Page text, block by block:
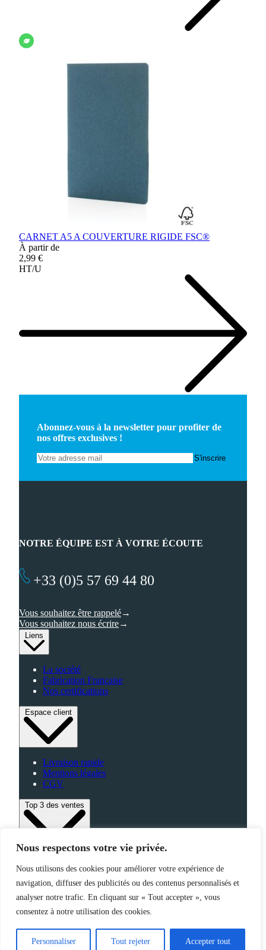
Nous respectons votre vie privée.
Nous utilisons des cookies pour améliorer votre expérience de
navigation, diffuser des publicités ou des contenus personnalisés et
analyser notre trafic. En cliquant sur « Tout accepter », vous
consentez à notre utilisation des cookies.
Personnaliser Tout rejeter Accepter tout
CARNET A5 A COUVERTURE RIGIDE FSC®
À partir de
2,99 €
HT/U
Abonnez-vous à la newsletter pour profiter de
nos offres exclusives !
Liens
La société
Fabrication Française
Nos certifications
Espace client
Livraison rapide
Mentions légales
CGV
Top 3 des ventes
High-Tech
Fabriqué en France
NOTRE ÉQUIPE EST À VOTRE ÉCOUTE
+33 (0)5 57 69 44 80
Vous souhaitez être rappelé
Vous souhaitez nous écrire
©2025 Jemapub – Tous droits réservés